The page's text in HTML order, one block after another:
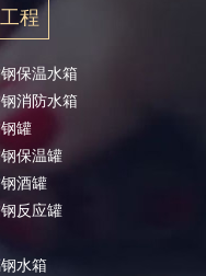
程
保温水箱
消防水箱
罐
保温罐
酒罐
反应罐
水箱